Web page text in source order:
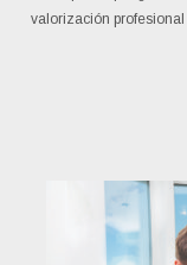
valorización